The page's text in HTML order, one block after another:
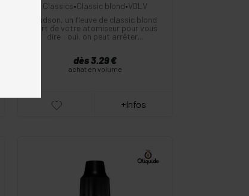
Classics•Classic blond•VDLV
Hudson, un fleuve de classic blond
sort de votre atomiseur pour vous
dire : oui, on peut arrêter...
dès 3.29 €
achat en volume
+Infos